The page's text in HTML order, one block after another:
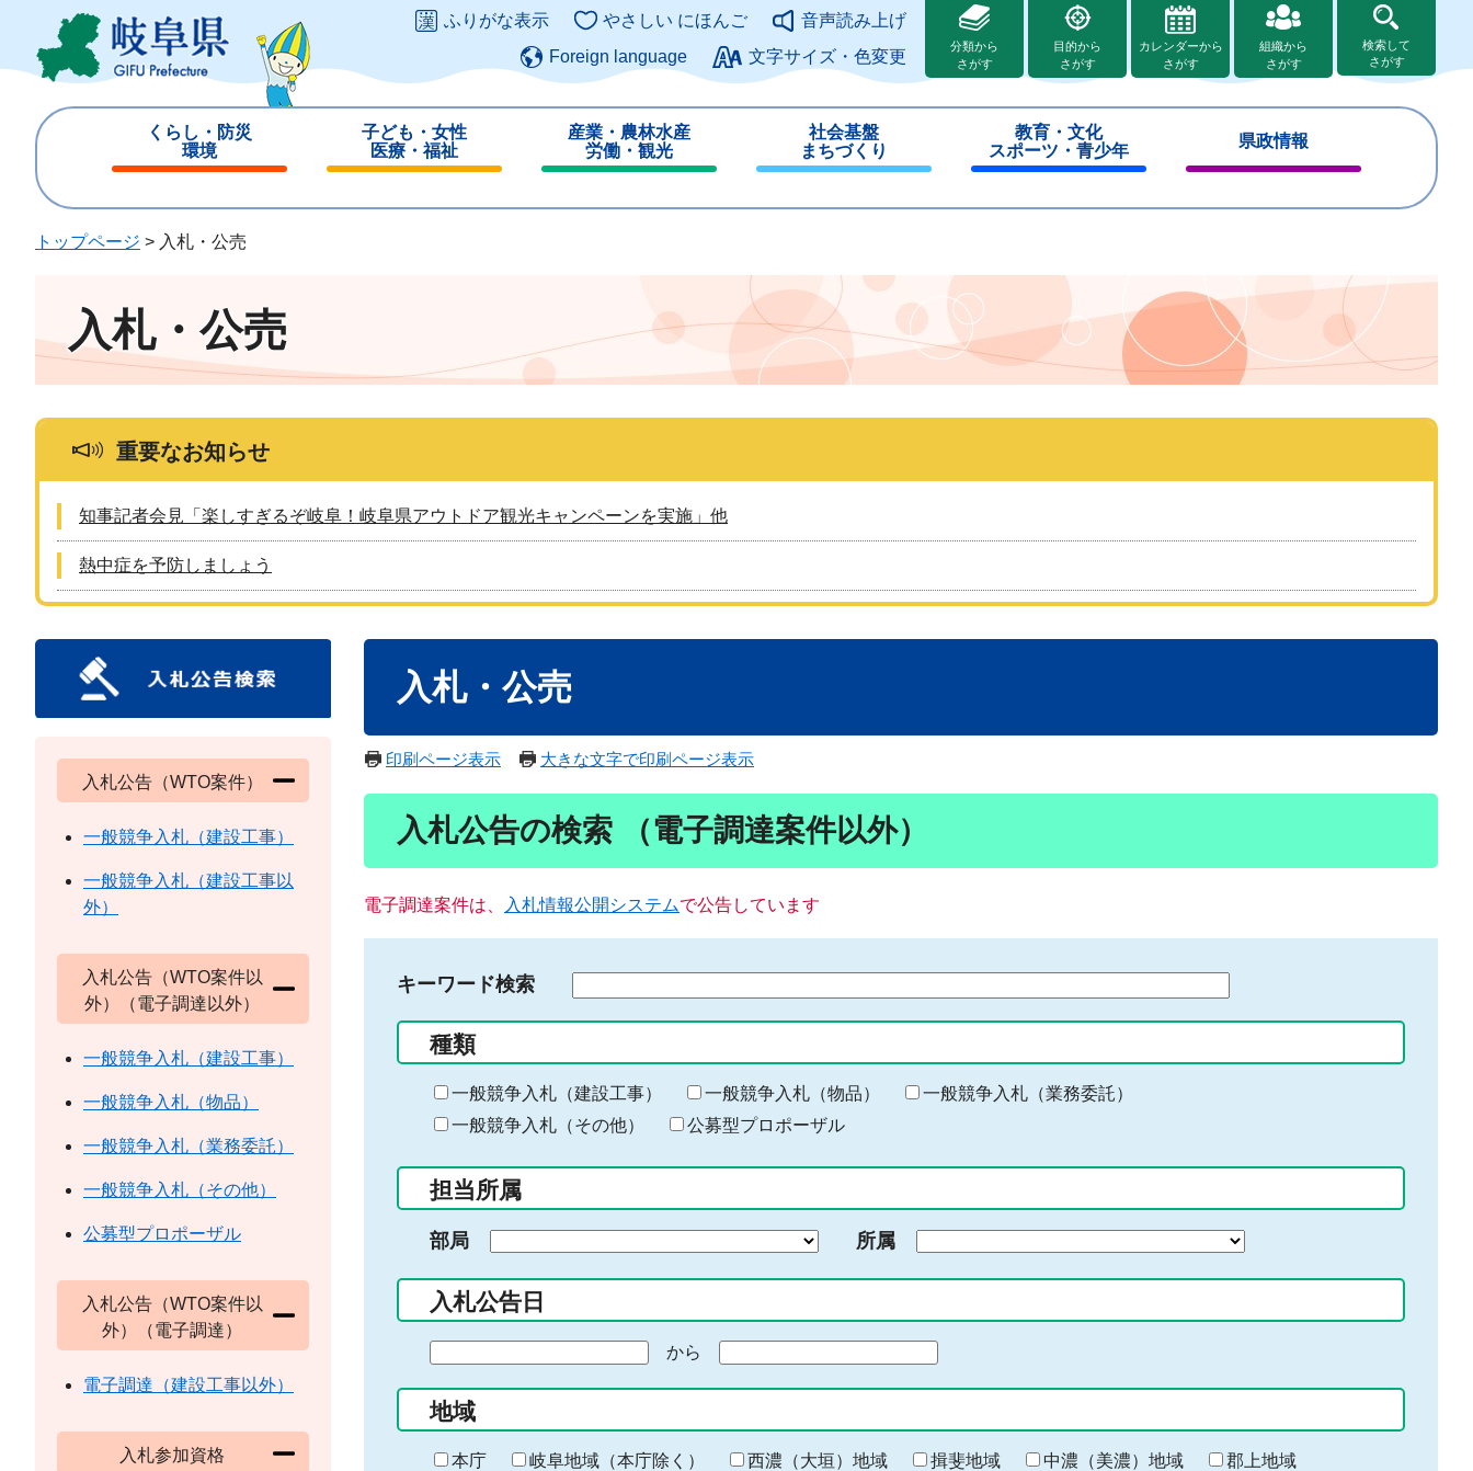
ジ
ュ
このページの本文へ
ふりがな表示 やさしい にほんご
音声読み上げ
Foreign language
文字サイズ・色変更
分類から
さがす
目的から
さがす
カレンダーから
さがす
組織から
さがす
検索して
さがす
くらし・防災
環境
じ
子ども・女性
医療・福祉
じ
産業・農林水産
労働・観光
じ
社会基盤
まちづくり
じ
教育・文化
スポーツ・青少年
じ
県政情報
じ
トップページ > 入札・公売
入札・公売
重要なお知らせ
知事記者会見「楽しすぎるぞ岐阜！岐阜県アウトドア観光キャンペーンを実施」他
熱中症を予防しましょう
入札・公売
印刷ページ表示 大きな文字で印刷ページ表示
入札公告の検索 （電子調達案件以外）
電子調達案件は、 入札情報公開システムで公告しています
キーワード検索
る
キ
ー
ー
入
力
種類
一般競争入札（建設工事） 一般競争入札（物品）
一般競争入札（業務委託）
一般競争入札（その他）
公募型プロポーザル
担当所属
部局 所属
入札公告日
の
始
ま
から
終
わ
地域
本庁 岐阜地域（本庁除く） 西濃（大垣）地域 揖斐地域 中濃（美濃）地域
郡上地域
入札公告（WTO案件）
一般競争入札（建設工事）
一般競争入札（建設工事以
外）
入札公告（WTO案件以
外）（電子調達以外）
一般競争入札（建設工事）
一般競争入札（物品）
一般競争入札（業務委託）
一般競争入札（その他）
公募型プロポーザル
入札公告（WTO案件以
外）（電子調達）
電子調達（建設工事以外）
入札参加資格